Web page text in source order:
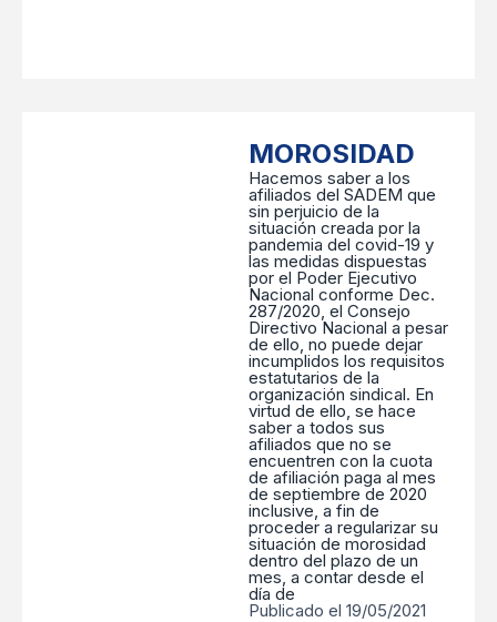
MOROSIDAD
Hacemos saber a los
afiliados del SADEM que
sin perjuicio de la
situación creada por la
pandemia del covid-19 y
las medidas dispuestas
por el Poder Ejecutivo
Nacional conforme Dec.
287/2020, el Consejo
Directivo Nacional a pesar
de ello, no puede dejar
incumplidos los requisitos
estatutarios de la
organización sindical. En
virtud de ello, se hace
saber a todos sus
afiliados que no se
encuentren con la cuota
de afiliación paga al mes
de septiembre de 2020
inclusive, a fin de
proceder a regularizar su
situación de morosidad
dentro del plazo de un
mes, a contar desde el
día de
Publicado el 19/05/2021